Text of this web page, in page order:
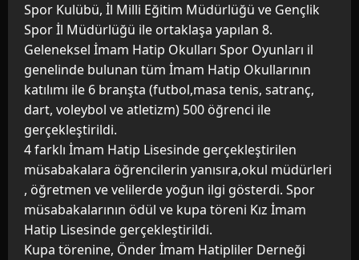
Spor Kulübü, İl Milli Eğitim Müdürlüğü ve Gençlik
Spor İl Müdürlüğü ile ortaklaşa yapılan 8.
Geleneksel İmam Hatip Okulları Spor Oyunları il
genelinde bulunan tüm İmam Hatip Okullarının
katılımı ile 6 branşta (futbol,masa tenis, satranç,
dart, voleybol ve atletizm) 500 öğrenci ile
gerçekleştirildi.
4 farklı İmam Hatip Lisesinde gerçekleştirilen
müsabakalara öğrencilerin yanısıra,okul müdürleri
, öğretmen ve velilerde yoğun ilgi gösterdi. Spor
müsabakalarının ödül ve kupa töreni Kız İmam
Hatip Lisesinde gerçekleştirildi.
Kupa törenine, Önder İmam Hatipliler Derneği